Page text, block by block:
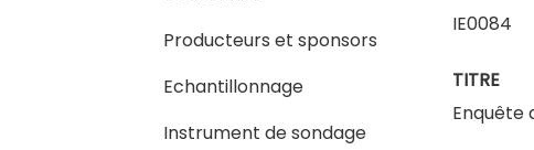
Producteurs et sponsors
Echantillonnage
Instrument de sondage
IE0084
TITRE
Enquête